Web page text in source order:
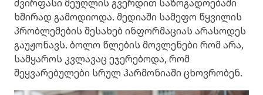
ძვირფასი მეუღლის გვერდით საზოგადოებაში
ხშირად გამოდიოდა. მედიაში სამეფო წყვილის
პრობლემების შესახებ ინფორმაციას არასოდეს
გაუჟონავს. ბოლო წლების მოვლენები რომ არა,
სამყაროს კვლავაც ეჯერებოდა, რომ
შეყვარებულები სრულ ჰარმონიაში ცხოვრობენ.